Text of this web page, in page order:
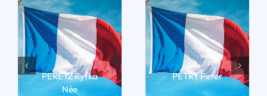
PERETZ Ryfka
Née
PÉTRY Peter